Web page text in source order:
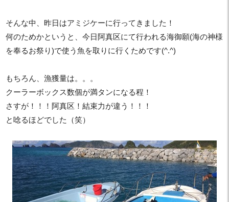
そんな中、昨日はアミジケーに行ってきました！
何のためかというと、今日阿真区にて行われる海御願(海の神様
を奉るお祭り)で使う魚を取りに行くためです(^.^)
もちろん、漁獲量は。。。
クーラーボックス数個が満タンになる程！
さすが！！！阿真区！結束力が違う！！！
と唸るほどでした（笑）